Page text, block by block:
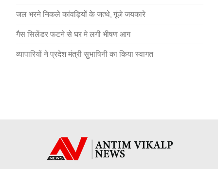
जल भरने निकले कांवड़ियों के जत्थे, गूंजे जयकारे
गैस सिलेंडर फटने से घर मे लगी भीषण आग
व्यापारियों ने प्रदेश मंत्री सुभाषिनी का किया स्वागत